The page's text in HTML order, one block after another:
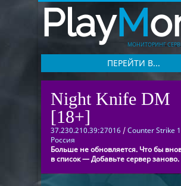
PlayM
МОНИТОРИНГ
ПЕРЕЙТИ В...
Night Knife DM
[18+]
37.230.210.39:27016 /Counter Strike
Россия
Больше не обновляется. Что бы
в список — Добавьте сервер заново.